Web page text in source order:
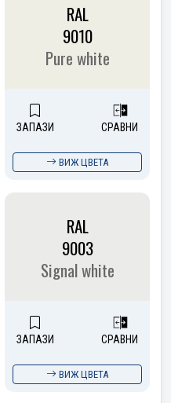
RAL
9010
Pure white
ЗАПАЗИ СРАВНИ
ВИЖ ЦВЕТА
RAL
9003
Signal white
ЗАПАЗИ СРАВНИ
ВИЖ ЦВЕТА